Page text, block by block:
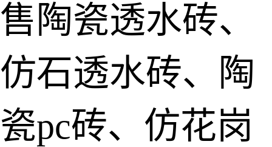
售陶瓷透水砖、
仿石透水砖、陶
瓷pc砖、仿花岗